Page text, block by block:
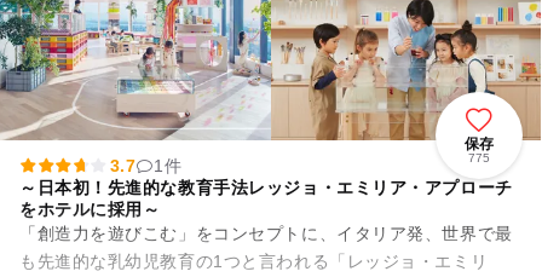
保存
775
3.7
1件
～日本初！先進的な教育手法レッジョ・エミリア・アプローチ
をホテルに採用～
「創造力を遊びこむ」をコンセプトに、イタリア発、世界で最
も先進的な乳幼児教育の1つと言われる「レッジョ・エミリ